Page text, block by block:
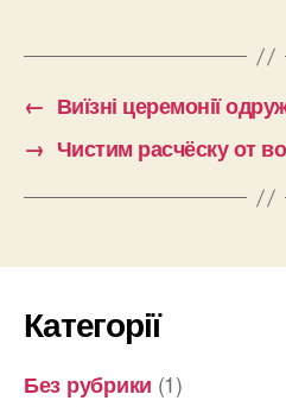
← Виїзні церемонії
→ Чистим расчёску от
Категорії
Без рубрики (1)